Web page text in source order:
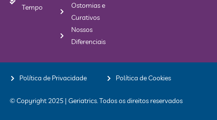
Tempo
Ostomias e
Curativos
Nossos
Diferenciais
Política de Privacidade Política de Cookies
© Copyright 2025 | Geriatrics. Todos os direitos reservados